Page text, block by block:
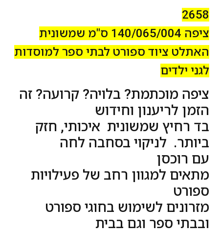
2658
ציפה 140/065/004 ס"מ שמשונית
האתלט ציוד ספורט לבתי ספר למוסדות
לגני ילדים
ציפה מוכתמת? בלויה? קרועה? זה
הזמן לריענון וחידוש
בד רחיץ שמשונית איכותי, חזק
ביותר. לניקוי בסחבה לחה
עם רוכסן
מתאים למגוון רחב של פעילויות
ספורט
מזרונים לשימוש בחוגי ספורט
ובבתי ספר וגם בבית